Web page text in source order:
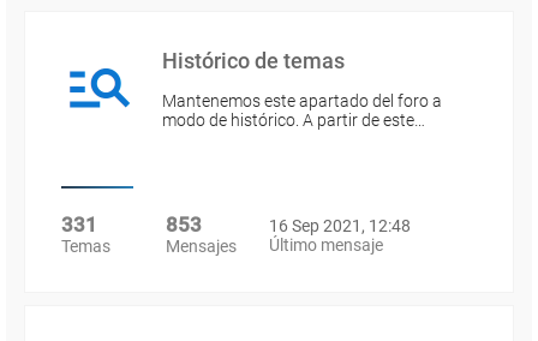
Histórico de temas
Mantenemos este apartado del foro a
modo de histórico. A partir de este…
331
Temas
853
Mensajes
16 Sep 2021, 12:48
Último mensaje